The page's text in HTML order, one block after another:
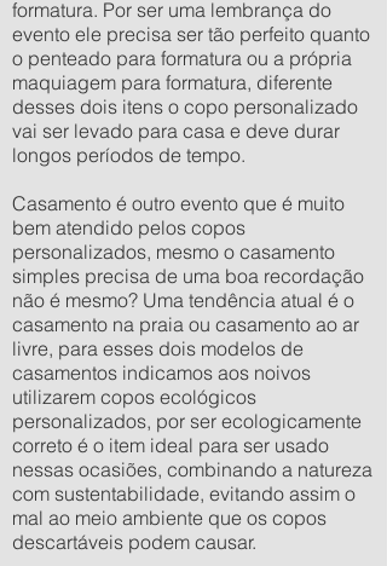
formatura. Por ser uma lembrança do
evento ele precisa ser tão perfeito quanto
o penteado para formatura ou a própria
maquiagem para formatura, diferente
desses dois itens o copo personalizado
vai ser levado para casa e deve durar
longos períodos de tempo.
Casamento é outro evento que é muito
bem atendido pelos copos
personalizados, mesmo o casamento
simples precisa de uma boa recordação
não é mesmo? Uma tendência atual é o
casamento na praia ou casamento ao ar
livre, para esses dois modelos de
casamentos indicamos aos noivos
utilizarem copos ecológicos
personalizados, por ser ecologicamente
correto é o item ideal para ser usado
nessas ocasiões, combinando a natureza
com sustentabilidade, evitando assim o
mal ao meio ambiente que os copos
descartáveis podem causar.